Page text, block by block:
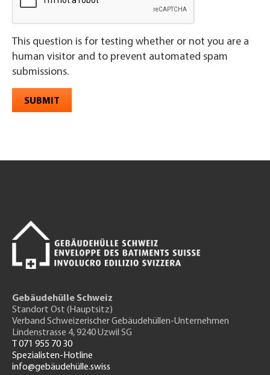
This question is for testing whether or not you are a
human visitor and to prevent automated spam
submissions.
SUBMIT
Gebäudehülle Schweiz
Standort Ost (Hauptsitz)
Verband Schweizerischer Gebäudehüllen-Unternehmen
Lindenstrasse 4, 9240 Uzwil SG
T 071 955 70 30
Spezialisten-Hotline
info@gebäudehülle.swiss